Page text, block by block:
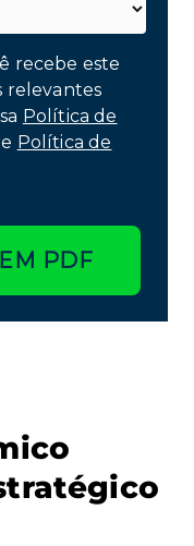
recebe este
relevantes
Política de
e Política de
PDF